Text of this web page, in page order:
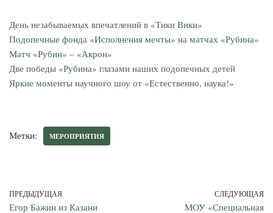
День незабываемых впечатлений в «Тики Вики»
Подопечные фонда «Исполнения мечты» на матчах «Рубина»
Матч «Рубин» – «Акрон»
Две победы «Рубина» глазами наших подопечных детей
Яркие моменты научного шоу от «Естественно, наука!»
Метки: МЕРОПРИЯТИЯ
ПРЕДЫДУЩАЯ
Егор Бажин из Казани
СЛЕДУЮЩАЯ
МОУ «Специальная